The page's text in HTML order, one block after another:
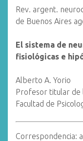
Rev. argent.
de Buenos Aires
El sistema de
fisiológicas e
Alberto A. Yorio
Profesor titular de
Facultad de
Correspondencia: